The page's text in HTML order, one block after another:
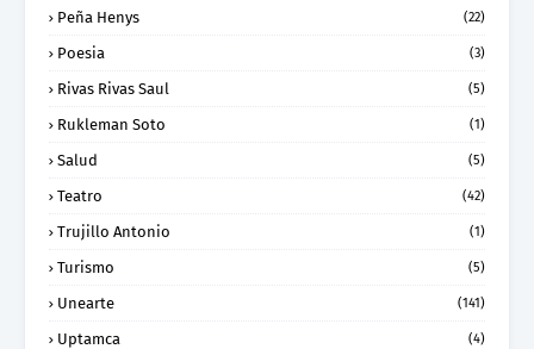
Peña Henys (22)
Poesia (3)
Rivas Rivas Saul (5)
Rukleman Soto (1)
Salud (5)
Teatro (42)
Trujillo Antonio (1)
Turismo (5)
Unearte (141)
Uptamca (4)